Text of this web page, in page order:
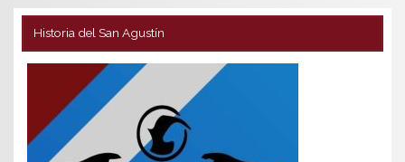
Historia del San Agustín